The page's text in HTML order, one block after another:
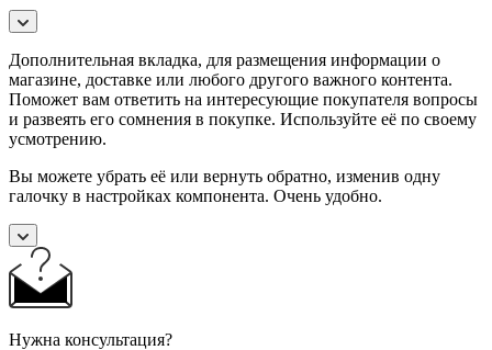
Дополнительная вкладка, для размещения информации о
магазине, доставке или любого другого важного контента.
Поможет вам ответить на интересующие покупателя вопросы
и развеять его сомнения в покупке. Используйте её по своему
усмотрению.
Вы можете убрать её или вернуть обратно, изменив одну
галочку в настройках компонента. Очень удобно.
Нужна консультация?